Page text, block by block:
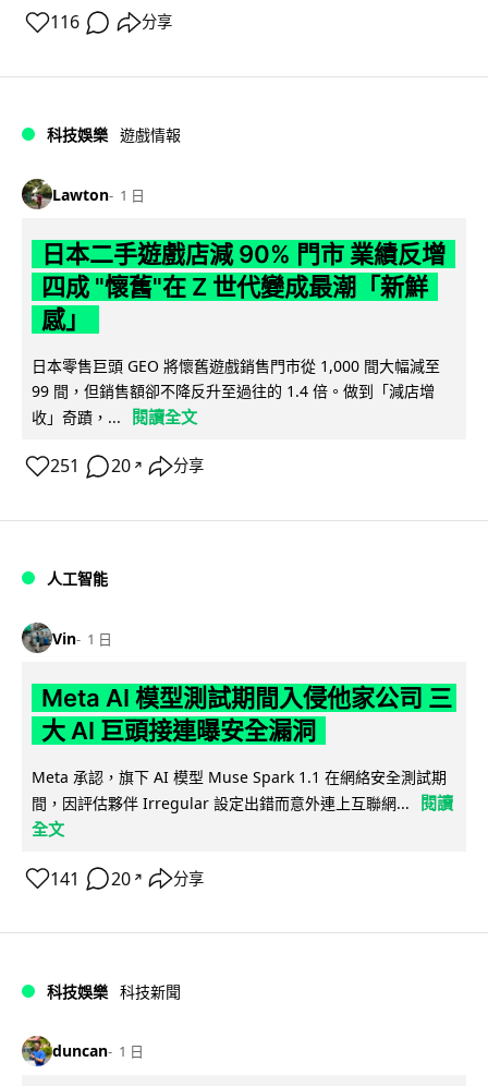
116 分享
科技娛樂 遊戲情報
Lawton 1 日
日本二手遊戲店減 90% 門市 業績反增
四成 "懷舊"在 Z 世代變成最潮「新鮮
感」
日本零售巨頭 GEO 將懷舊遊戲銷售門市從 1,000 間大幅減至
99 間，但銷售額卻不降反升至過往的 1.4 倍。做到「減店增
收」奇蹟，...
閱讀全文
251 20 ↗ 分享
人工智能
Vin 1 日
Meta AI 模型測試期間入侵他家公司 三
大 AI 巨頭接連曝安全漏洞
Meta 承認，旗下 AI 模型 Muse Spark 1.1 在網絡安全測試期
間，因評估夥伴 Irregular 設定出錯而意外連上互聯網...
閱讀
全文
141 20 ↗ 分享
科技娛樂 科技新聞
duncan 1 日